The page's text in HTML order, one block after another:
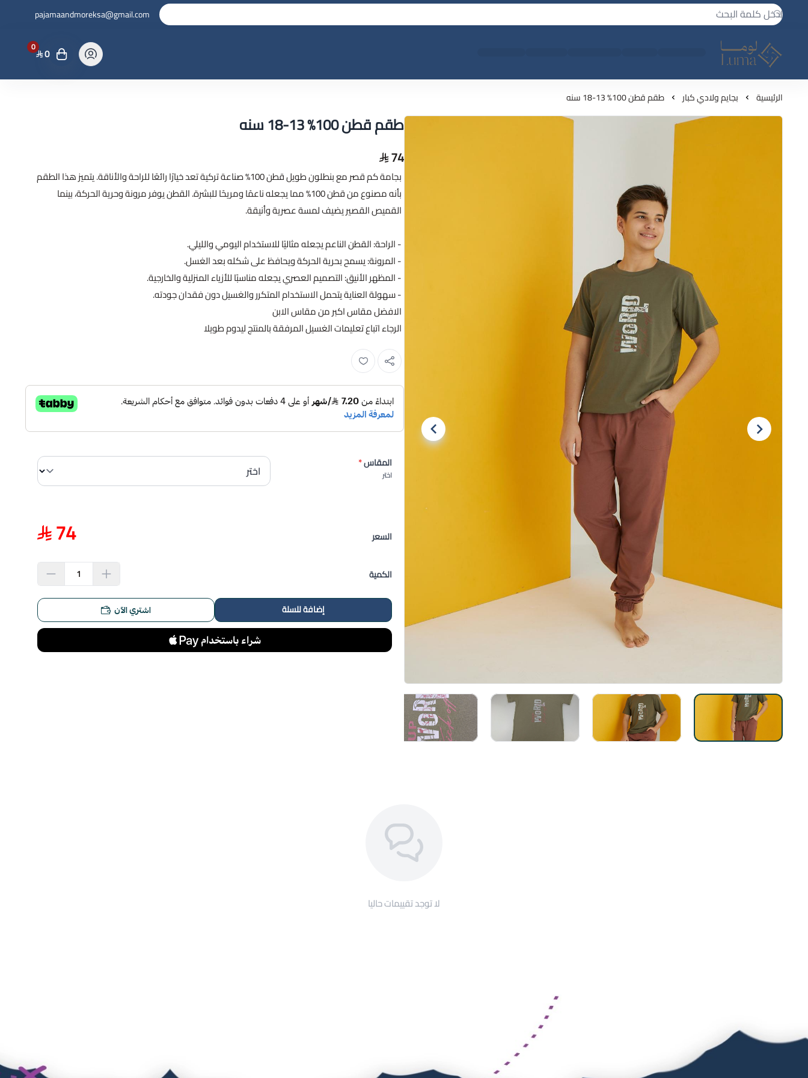
pajamaandmoreksa@gmail.com
لوما - بجامه واكثر
0 0
الرئيسية بجايم ولادي كبار طقم قطن 100% 13-18 سنه
طقم قطن 100% 13-18 سنه
74
بجامة كم قصر مع بنطلون طويل قطن 100% صناعة تركية تعد خيارًا رائعًا للراحة والأناقة. يتميز هذا الطقم
بأنه مصنوع من قطن 100% مما يجعله ناعمًا ومريحًا للبشرة. القطن يوفر مرونة وحرية الحركة، بينما
القميص القصير يضيف لمسة عصرية وأنيقة.
- الراحة: القطن الناعم يجعله مثاليًا للاستخدام اليومي والليلي.
- المرونة: يسمح بحرية الحركة ويحافظ على شكله بعد الغسل.
- المظهر الأنيق: التصميم العصري يجعله مناسبًا للأزياء المنزلية والخارجية.
- سهولة العناية يتحمل الاستخدام المتكرر والغسيل دون فقدان جودته.
الافضل مقاس اكبر من مقاس الابن
الرجاء اتباع تعليمات الغسيل المرفقة بالمنتج ليدوم طويلا
المقاس*
اختر
السعر 74
الكمية
إضافة للسلة اشتري الآن
لا توجد تقييمات حاليا